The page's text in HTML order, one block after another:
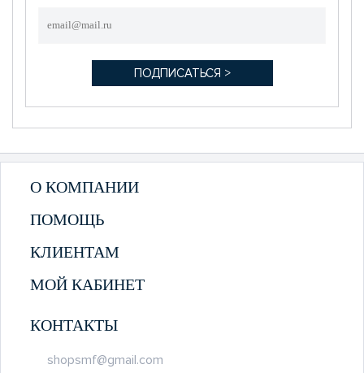
О КОМПАНИИ
ПОМОЩЬ
КЛИЕНТАМ
МОЙ КАБИНЕТ
КОНТАКТЫ
shopsmf@gmail.com